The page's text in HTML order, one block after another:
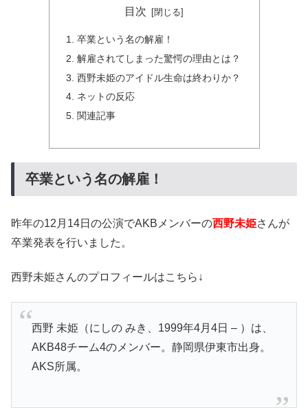
目次
卒業という名の解雇！
解雇されてしまった驚愕の理由とは？
西野未姫のアイドル生命は終わりか？
ネットの反応
関連記事
卒業という名の解雇！
昨年の12月14日の公演でAKBメンバーの西野未姫さんが
卒業発表を行いました。
西野未姫さんのプロフィールはこちら↓
西野 未姫（にしの みき、1999年4月4日 – ）は、
AKB48チーム4のメンバー。静岡県伊東市出身。
AKS所属。